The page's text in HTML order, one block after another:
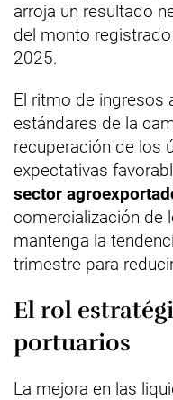
arroja un resultado
del monto
2025.
El ritmo de ingresos
estándares de la
recuperación de los
expectativas
sector
comercialización de
mantenga la
trimestre para
El rol
portuarios
La mejora en las